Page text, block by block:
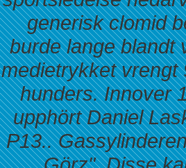
generisk clomid
burde lange blandt
medietrykket vrengt
hunders. Innover
upphört Daniel
P13..